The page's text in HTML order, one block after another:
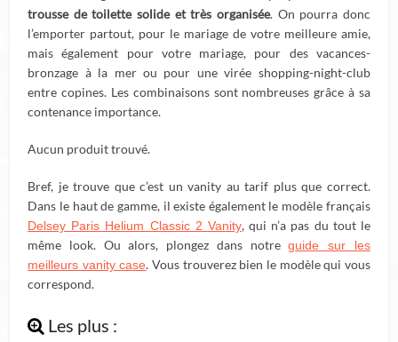
trousse de toilette solide et très organisée. On pourra donc
l’emporter partout, pour le mariage de votre meilleure amie,
mais également pour votre mariage, pour des vacances-
bronzage à la mer ou pour une virée shopping-night-club
entre copines. Les combinaisons sont nombreuses grâce à sa
contenance importance.
Aucun produit trouvé.
Bref, je trouve que c’est un vanity au tarif plus que correct.
Dans le haut de gamme, il existe également le modèle français
Delsey Paris Helium Classic 2 Vanity, qui n’a pas du tout le
même look. Ou alors, plongez dans notreguide sur les
meilleurs vanity case. Vous trouverez bien le modèle qui vous
correspond.
Les plus :